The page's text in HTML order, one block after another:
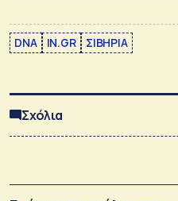
DNA IN.GR ΣΙΒΗΡΙΑ
Σχόλια